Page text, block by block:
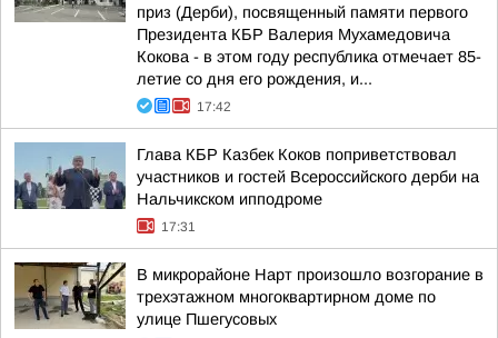
приз (Дерби), посвященный памяти первого
Президента КБР Валерия Мухамедовича
Кокова - в этом году республика отмечает 85-
летие со дня его рождения, и...
17:42
Глава КБР Казбек Коков поприветствовал
участников и гостей Всероссийского дерби на
Нальчикском ипподроме
17:31
В микрорайоне Нарт произошло возгорание в
трехэтажном многоквартирном доме по
улице Пшегусовых